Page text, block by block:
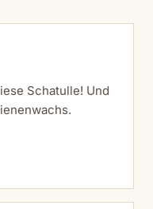
Schatulle! Und